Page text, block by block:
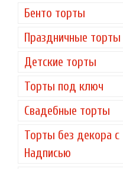
Бенто торты
Праздничные торты
Детские торты
Торты под ключ
Свадебные торты
Торты без декора с
Надписью